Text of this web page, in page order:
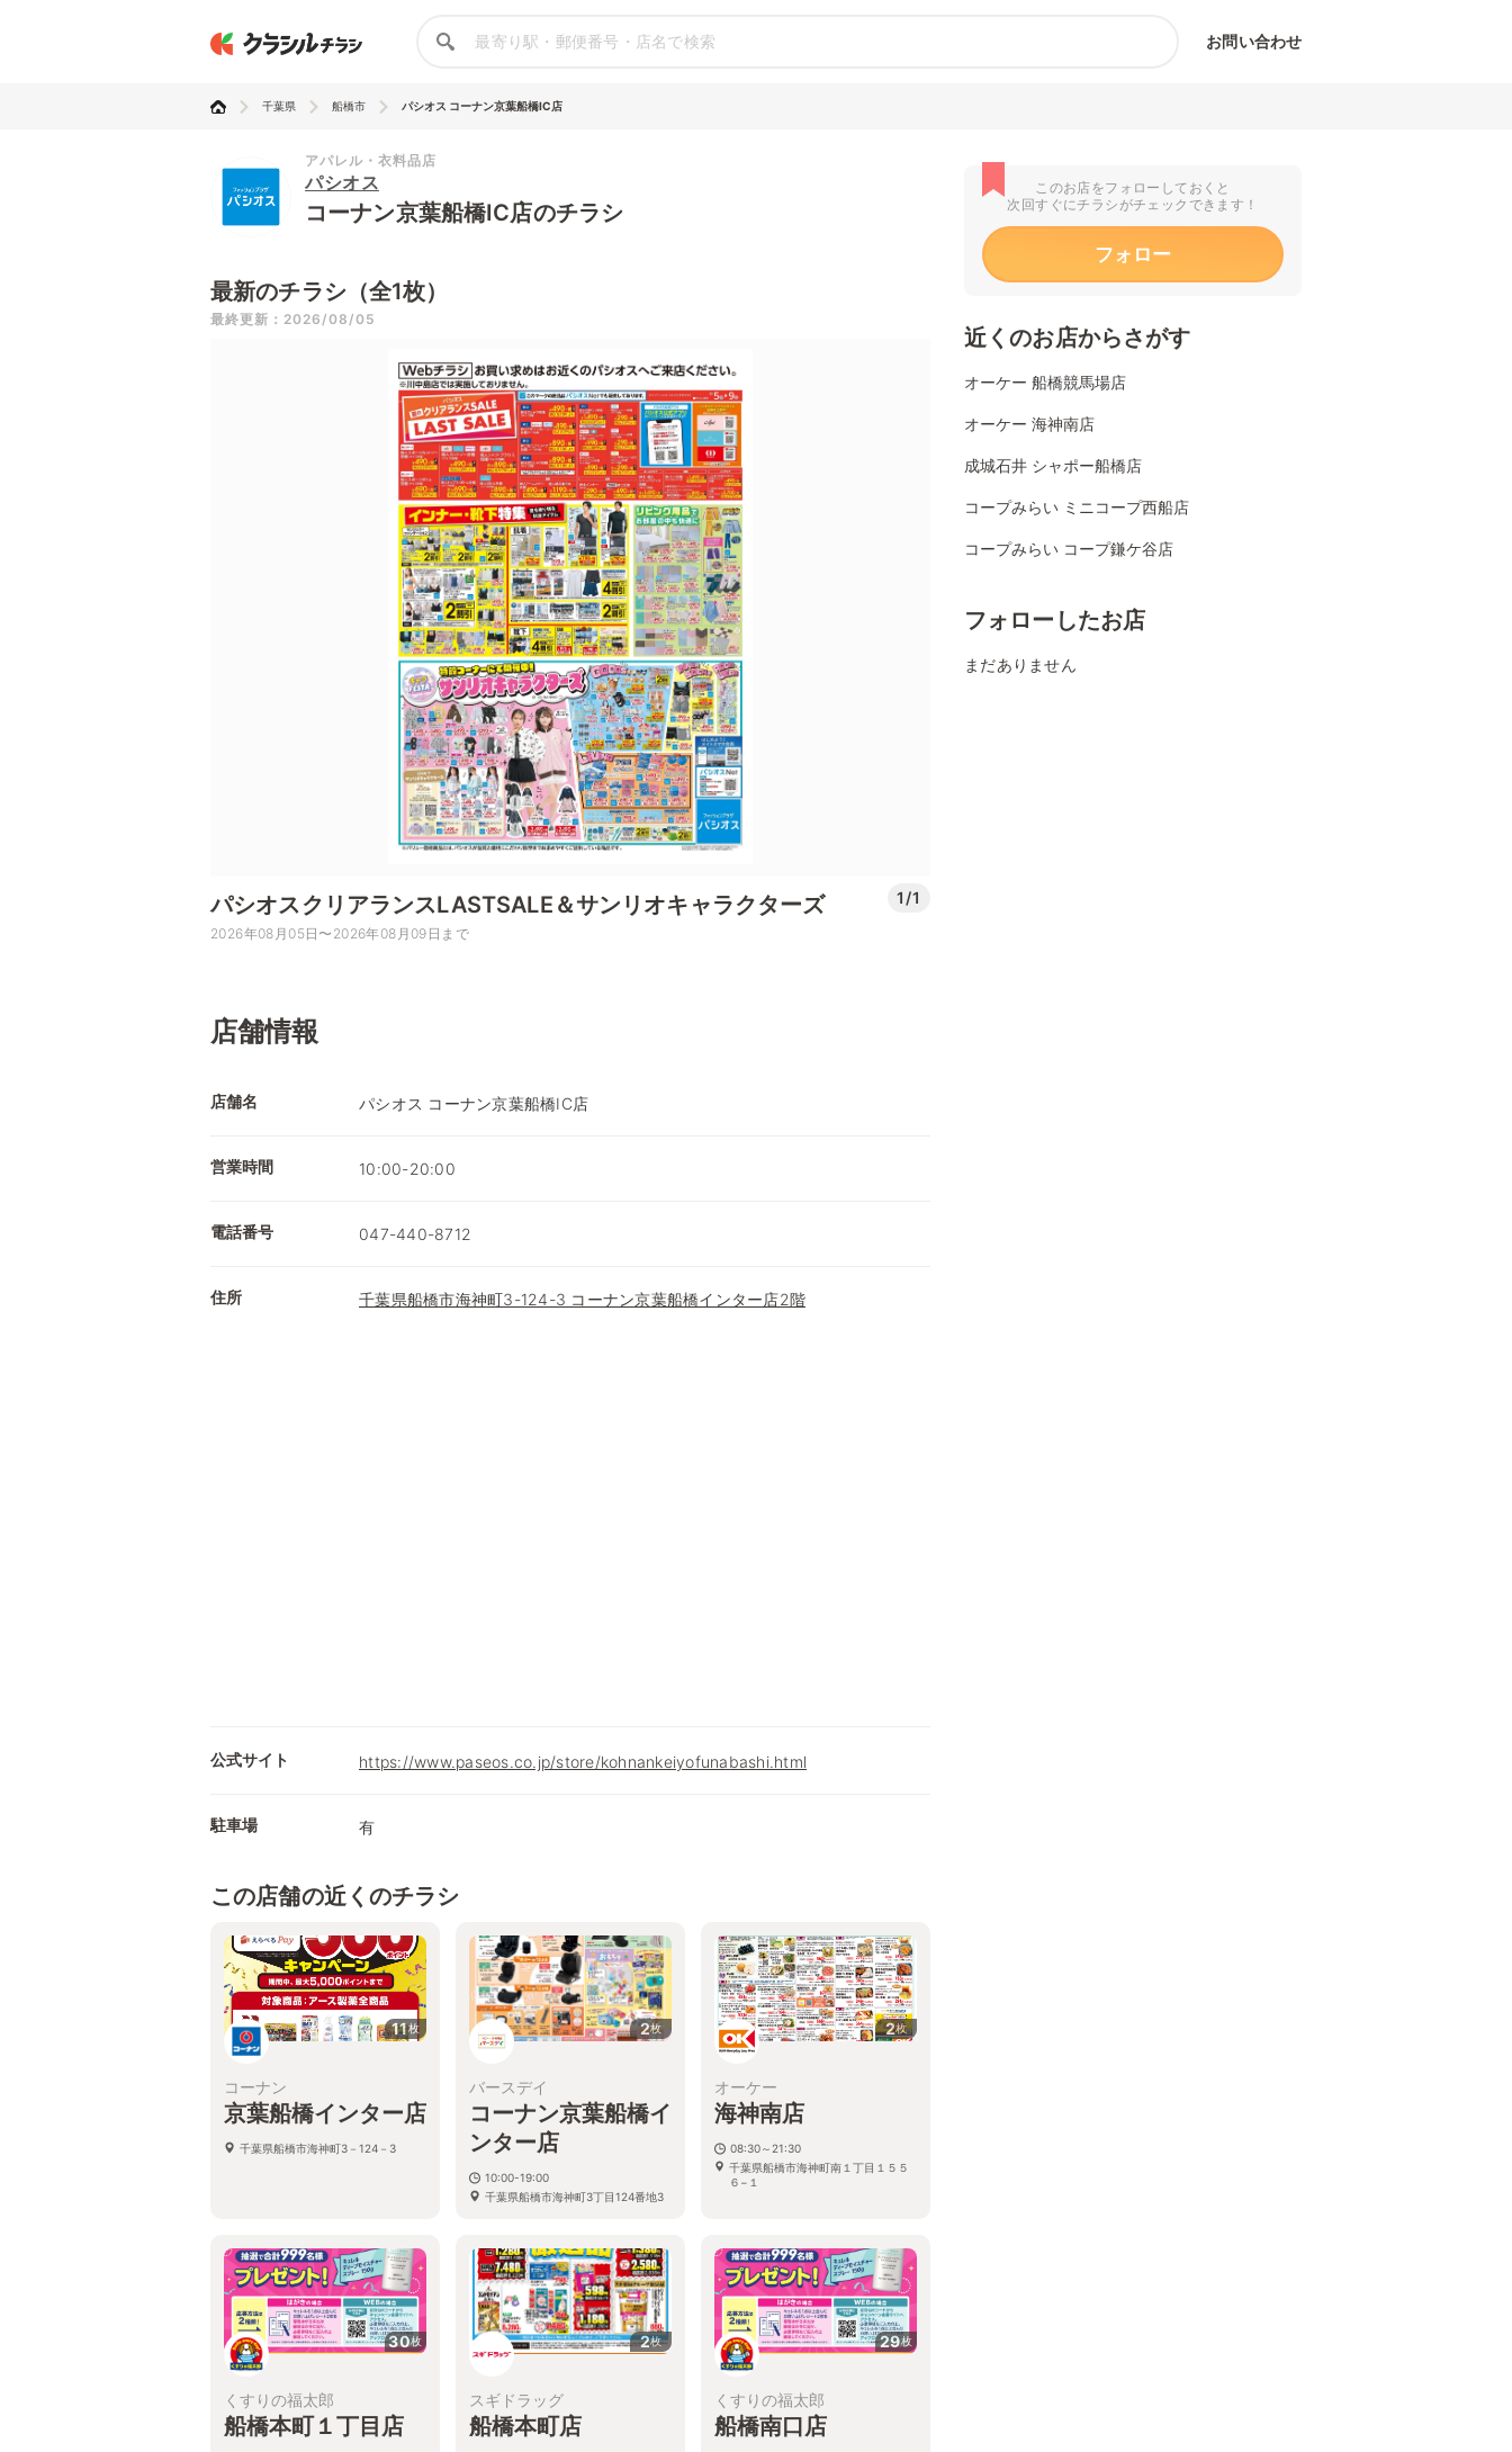
お問い合わせ
千葉県 船橋市 パシオス コーナン京葉船橋IC店
アパレル・衣料品店
パシオス
コーナン京葉船橋IC店のチラシ
最新のチラシ（全1枚）
最終更新：2026/08/05
パシオスクリアランスLASTSALE＆サンリオキャラクターズ 1/1
2026年08月05日〜2026年08月09日まで
店舗情報
店舗名 パシオス コーナン京葉船橋IC店
営業時間 10:00-20:00
電話番号 047-440-8712
住所 千葉県船橋市海神町3-124-3 コーナン京葉船橋インター店2階
公式サイト https://www.paseos.co.jp/store/kohnankeiyofunabashi.html
駐車場 有
この店舗の近くのチラシ
11枚
コーナン
京葉船橋インター店
千葉県船橋市海神町3－124－3
2枚
バースデイ
コーナン京葉船橋イ
ンター店
10:00-19:00
千葉県船橋市海神町3丁目124番地3
2枚
オーケー
海神南店
08:30～21:30
千葉県船橋市海神町南１丁目１５５
６−１
30枚
くすりの福太郎
船橋本町１丁目店
2枚
スギドラッグ
船橋本町店
29枚
くすりの福太郎
船橋南口店
このお店をフォローしておくと
次回すぐにチラシがチェックできます！
フォロー
近くのお店からさがす
オーケー 船橋競馬場店
オーケー 海神南店
成城石井 シャポー船橋店
コープみらい ミニコープ西船店
コープみらい コープ鎌ケ谷店
フォローしたお店
まだありません